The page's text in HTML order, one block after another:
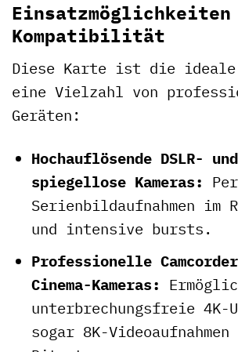
Einsatzmöglichkeiten
Kompatibilität
Diese Karte ist die
eine Vielzahl von
Geräten:
Hochauflösende DSLR- und
spiegellose Kameras:
Serienbildaufnahmen im
und intensive bursts.
Professionelle
Cinema-Kameras:
unterbrechungsfreie 4K-
sogar 8K-